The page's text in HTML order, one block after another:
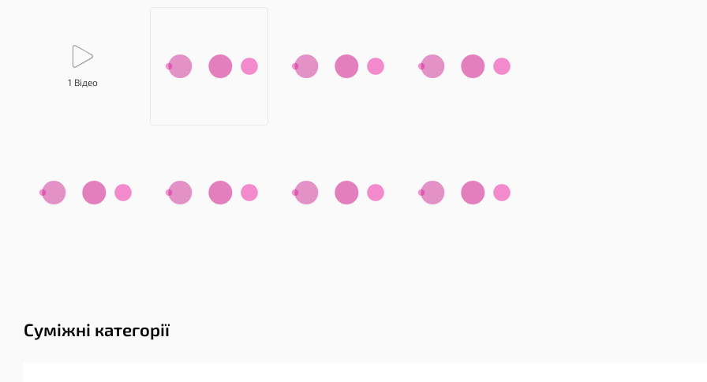
1 Відео
Суміжні категорії